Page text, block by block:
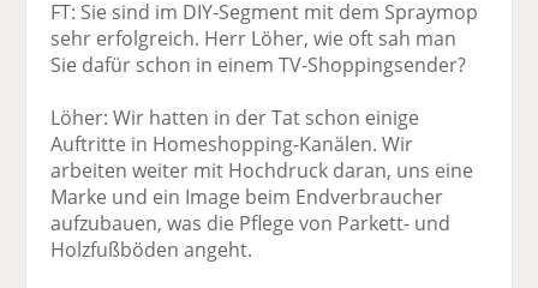
FT: Sie sind im DIY-Segment mit dem Spraymop
sehr erfolgreich. Herr Löher, wie oft sah man
Sie dafür schon in einem TV-Shoppingsender?
Löher: Wir hatten in der Tat schon einige
Auftritte in Homeshopping-Kanälen. Wir
arbeiten weiter mit Hochdruck daran, uns eine
Marke und ein Image beim Endverbraucher
aufzubauen, was die Pflege von Parkett- und
Holzfußböden angeht.